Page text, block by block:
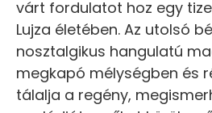
várt fordulatot hoz egy
Lujza életében. Az utolsó
nosztalgikus hangulatú
megkapó mélységben és
tálalja a regény,